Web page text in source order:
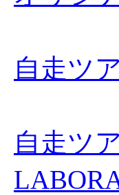
自走ツ
自走ツ